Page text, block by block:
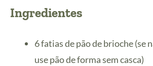
Ingredientes
6 fatias de pão de brioche (se
use pão de forma sem casca)